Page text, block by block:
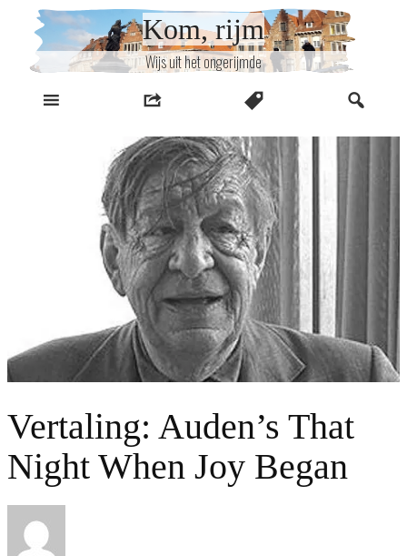
inhoud
Kom, rijm
Wijs uit het ongerijmde
Vertaling: Auden’s That
Night When Joy Began